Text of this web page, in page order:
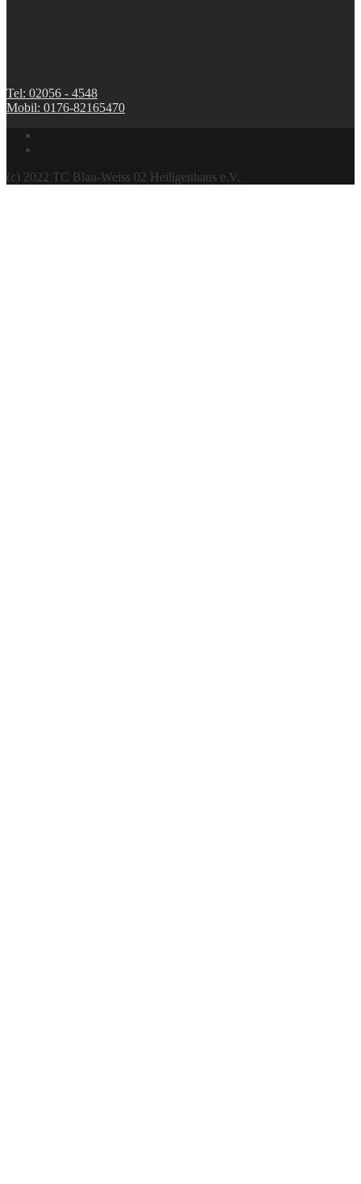
Tel: 02056 - 4548
Mobil: 0176-82165470
(c) 2022 TC Blau-Weiss 02 Heiligenhaus e.V.